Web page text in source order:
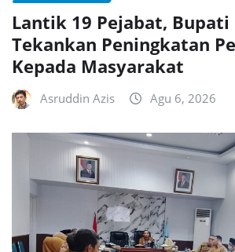
Lantik 19 Pejabat, Bupati
Tekankan Peningkatan
Kepada Masyarakat
Asruddin Azis Agu 6, 2026